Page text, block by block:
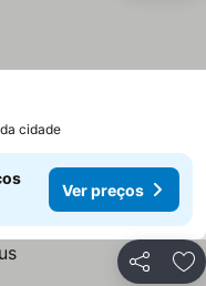
cidade
Ver preços
Partilhar